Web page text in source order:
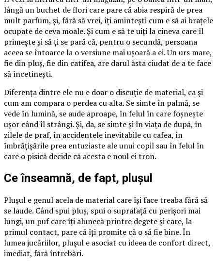
lângă un buchet de flori care pare că abia respiră de prea
mult parfum, și, fără să vrei, îți amintești cum e să ai brațele
ocupate de ceva moale. Și cum e să te uiți la cineva care îl
primește și să ți se pară că, pentru o secundă, persoana
aceea se întoarce la o versiune mai ușoară a ei. Un urs mare,
fie din pluș, fie din catifea, are darul ăsta ciudat de a te face
să încetinești.
Diferența dintre ele nu e doar o discuție de material, ca și
cum am compara o perdea cu alta. Se simte în palmă, se
vede în lumină, se aude aproape, în felul în care foșnește
ușor când îl strângi. Și, da, se simte și în viața de după, în
zilele de praf, în accidentele inevitabile cu cafea, în
îmbrățișările prea entuziaste ale unui copil sau în felul în
care o pisică decide că acesta e noul ei tron.
Ce înseamnă, de fapt, plușul
Plușul e genul acela de material care își face treaba fără să
se laude. Când spui pluș, spui o suprafață cu perișori mai
lungi, un puf care îți alunecă printre degete și care, la
primul contact, pare că îți promite că o să fie bine. În
lumea jucăriilor, plușul e asociat cu ideea de confort direct,
imediat, fără întrebări.